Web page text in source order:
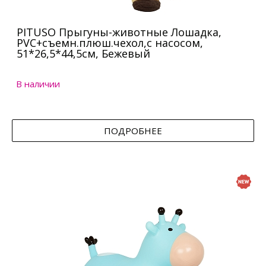
PITUSO Прыгуны-животные Лошадка,
PVC+съемн.плюш.чехол,с насосом,
51*26,5*44,5см, Бежевый
В наличии
ПОДРОБНЕЕ